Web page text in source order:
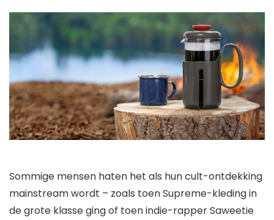
Sommige mensen haten het als hun cult-ontdekking
mainstream wordt – zoals toen Supreme-kleding in
de grote klasse ging of toen indie-rapper Saweetie